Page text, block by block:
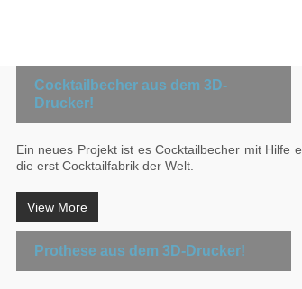
Cocktailbecher aus dem 3D-
Drucker!
Ein neues Projekt ist es Cocktailbecher mit Hilfe
die erst Cocktailfabrik der Welt.
View More
Prothese aus dem 3D-Drucker!